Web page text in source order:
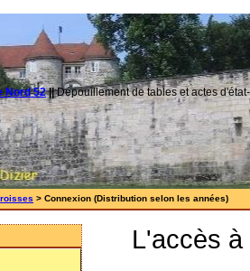
Nord 52||Dépouillement de tables et actes
> Connexion (Distribution selon les années)
L'accès